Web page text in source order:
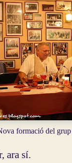
formació del
ara sí.